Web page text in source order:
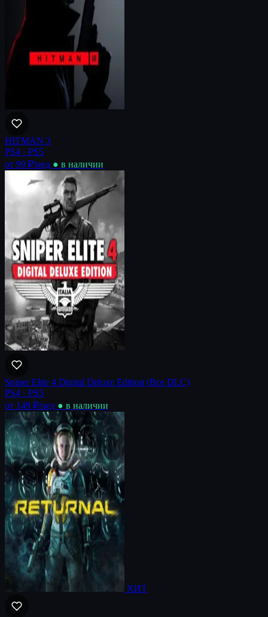
HITMAN 3
PS4 · PS5
от 99 ₽/нед ● в наличии
Sniper Elite 4 Digital Deluxe Edition (Все DLC)
PS4 · PS5
от 149 ₽/нед ● в наличии
ХИТ